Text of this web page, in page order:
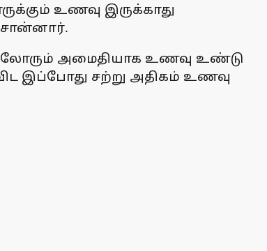
உணவு இருக்காது
சொன்னார்.
அமைதியாக உணவு உண்டு
இப்போது சற்று அதிகம் உணவு